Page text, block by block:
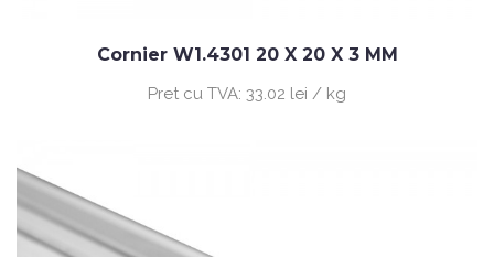
Cornier W1.4301 20 X 20 X 3 MM
Pret cu TVA: 33.02 lei / kg